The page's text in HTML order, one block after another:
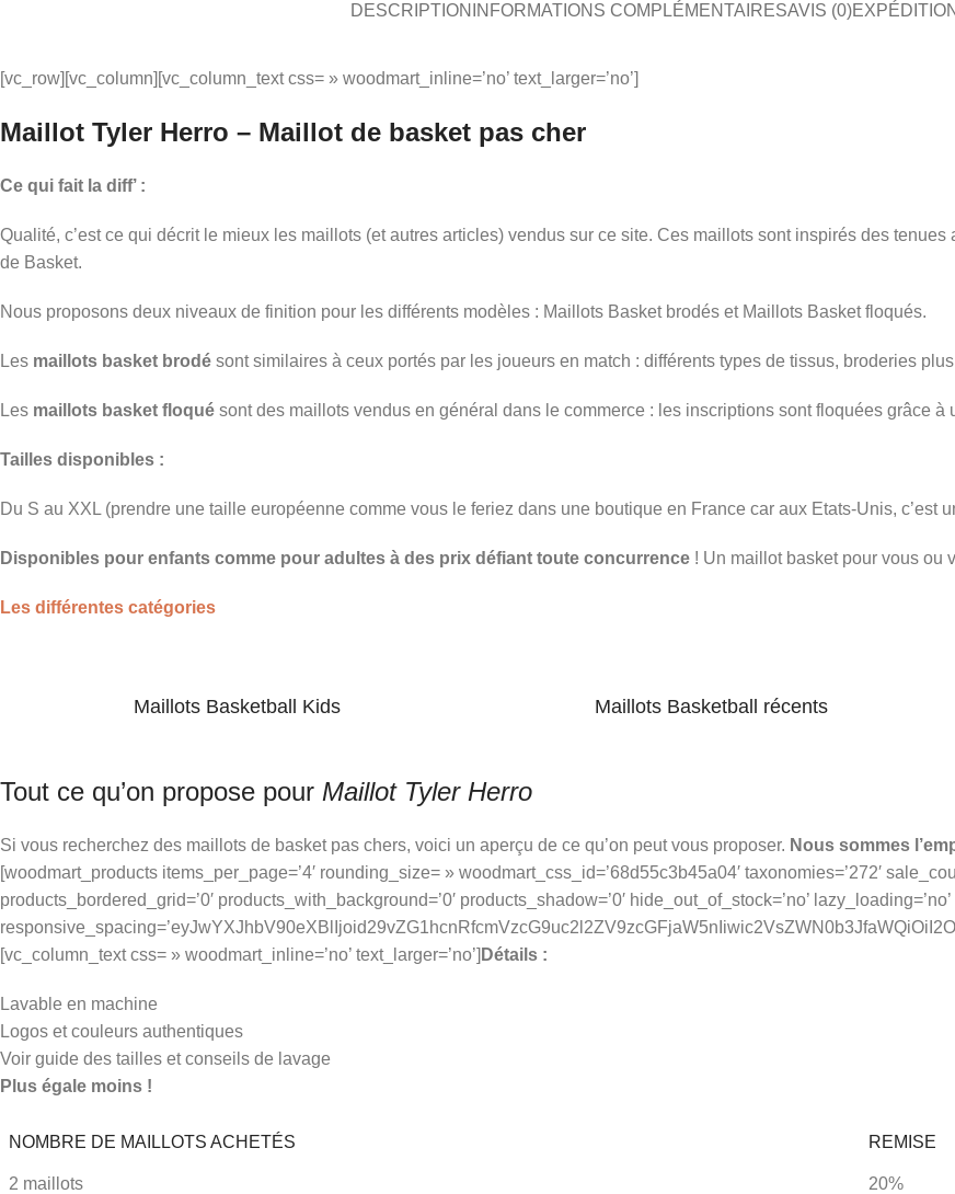
DESCRIPTION INFORMATIONS COMPLÉMENTAIRESAVIS (0)
[vc_row][vc_column][vc_column_text css= » woodmart_inline=’no’ text_larger=’no’]
Maillot Tyler Herro – Maillot de basket pas cher
Ce qui fait la diff’ :
Qualité, c’est ce qui décrit le mieux les maillots (et autres articles) vendus sur ce site. Ces maillots sont inspirés des
de Basket.
Nous proposons deux niveaux de finition pour les différents modèles : Maillots Basket brodés et Maillots Basket floqués.
Les maillots basket brodé sont similaires à ceux portés par les joueurs en match : différents types de tissus, broderies
Les maillots basket floqué sont des maillots vendus en général dans le commerce : les inscriptions sont floquées grâce à
Tailles disponibles :
Du S au XXL (prendre une taille européenne comme vous le feriez dans une boutique en France car aux Etats-Unis, c’est
Disponibles pour enfants comme pour adultes à des prix défiant toute concurrence ! Un maillot basket pour vous ou
Les différentes catégories
Maillots Basketball Kids Maillots Basketball récents
Tout ce qu’on propose pour Maillot Tyler Herro
Si vous recherchez des maillots de basket pas chers, voici un aperçu de ce qu’on peut vous proposer. Nous sommes
[woodmart_products items_per_page=’4′ rounding_size= » woodmart_css_id=’68d55c3b45a04′ taxonomies=’272′
products_bordered_grid=’0′ products_with_background=’0′ products_shadow=’0′ hide_out_of_stock=’no’ lazy_loading=’no’
[vc_column_text css= » woodmart_inline=’no’ text_larger=’no’] Détails :
Lavable en machine
Logos et couleurs authentiques
Voir guide des tailles et conseils de lavage
Plus égale moins !
NOMBRE DE MAILLOTS ACHETÉS REMISE
2 maillots 20%